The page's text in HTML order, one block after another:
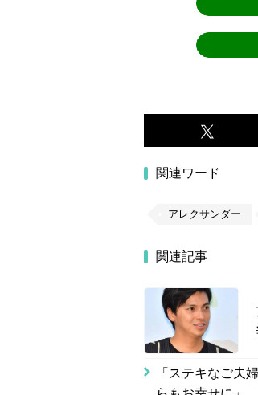
関連ワード
アレクサンダー
関連記事
「ステキなご夫